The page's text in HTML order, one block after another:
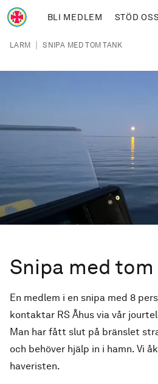
Hoppa till huvudinnehåll
BLI MEDLEM STÖD OSS
Länkstig
LARM | SNIPA MED TOM TANK
Snipa med
En medlem i en snipa med 8
kontaktar RS Åhus via vår
Man har fått slut på bränslet
och behöver hjälp in i hamn. Vi
haveristen.